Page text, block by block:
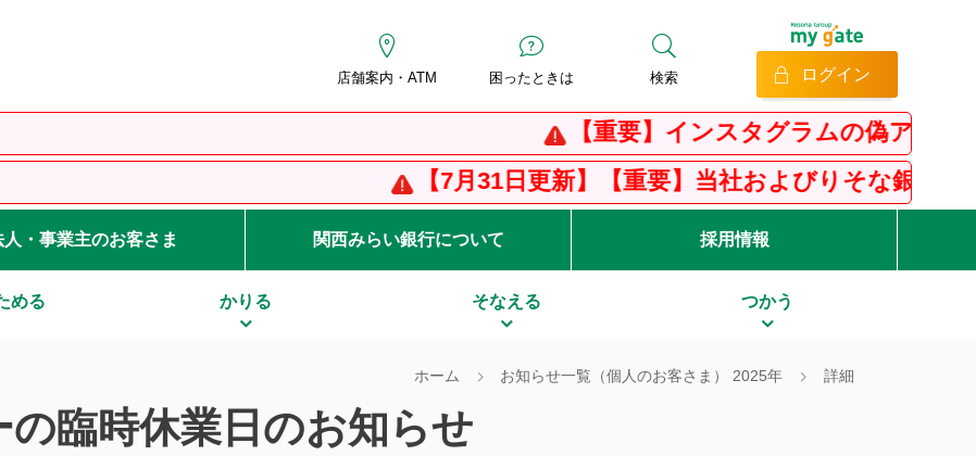
店舗案内・ATM 困ったときは 検索 ログイン
【重要】インスタグラムの偽アカウン
【7月31日更新】【重要】当社およびりそな銀行を騙
人・事業主のお客さま 関西みらい銀行について 採用情報
める かりる そなえる つかう
ホーム お知らせ一覧（個人のお客さま） 2025年 詳細
臨時休業日のお知らせ